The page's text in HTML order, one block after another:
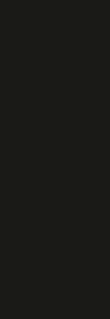
99 jogos
agora
Que possa
hostil por
e ele viveram